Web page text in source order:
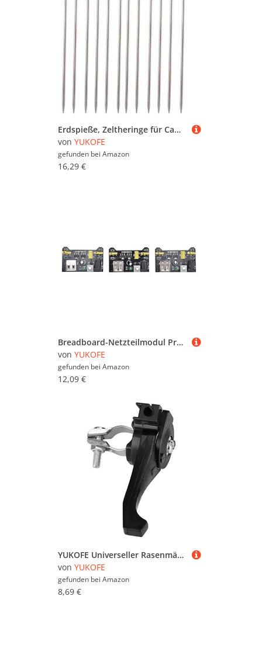
Erdspieße, Zeltheringe für Camping, Metallpfähle für Erddach, Sandpfähle, Edelstahl, ultraleicht, für Rucksackreisen, 70 mm, 12 Stück
von YUKOFE
gefunden bei Amazon
16,29 €
Breadboard-Netzteilmodul Praktische Prototyp-Karte DC 6.5-12V USB-Strom 3,3 V/5V Szene Elektronisch
von YUKOFE
gefunden bei Amazon
12,09 €
YUKOFE Universeller Rasenmäher -Drosselkleber Langlebiger Kontrollteil für Gartenversorgung
von YUKOFE
gefunden bei Amazon
8,69 €